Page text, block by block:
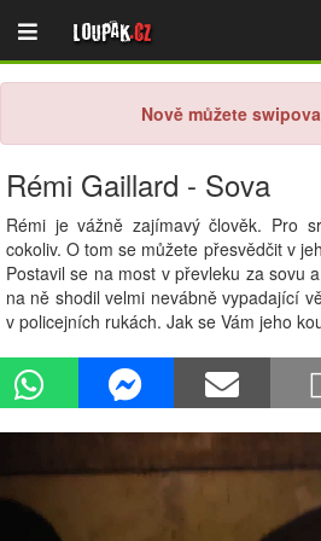
Loupak.cz
Nově můžete
Rémi Gaillard - Sova
Rémi je vážně zajímavý člověk. Pro
cokoliv. O tom se můžete přesvědčit v
Postavil se na most v převleku za sovu
na ně shodil velmi nevábně vypadající
v policejních rukách. Jak se Vám jeho